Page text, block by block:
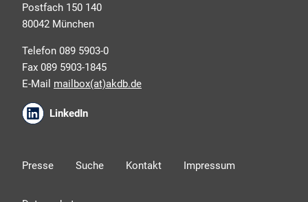
Ich erkläre mich mit den AKDB-
Datenschutzbedingungen einverstanden. Detaillierte
personenbezogenen Daten entnehme ich der
Postfach 150 140
80042 München
Telefon 089 5903-0
Fax 089 5903-1845
E-Mail mailbox(at)akdb.de
LinkedIn
Presse Suche Kontakt Impressum